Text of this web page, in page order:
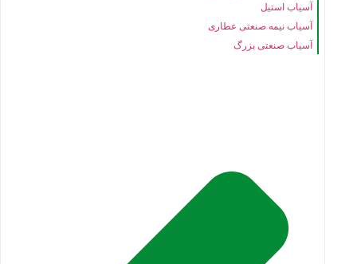
آسیاب استیل
آسیاب نیمه صنعتی عطاری
آسیاب صنعتی بزرگ